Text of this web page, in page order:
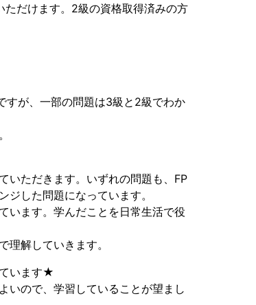
だけます。2級の資格取得済みの方
すが、一部の問題は3級と2級でわか
いただきます。いずれの問題も、FP
した問題になっています。
います。学んだことを日常生活で役
解していきます。
います★
いので、学習していることが望まし